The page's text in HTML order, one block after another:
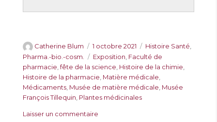
A
u
t
e
u
r
Catherine Blum
P
u
b
l
i
é
e
1 octobre 2021
C
a
t
é
g
Histoire Santé,
Pharma.-bio.-cosm.
É
t
i
q
u
t
Exposition, Faculté de
pharmacie,fête de la science, Histoire de la chimie,
Histoire de la pharmacie, Matière médicale,
Médicaments, Musée de matière médicale, Musée
François Tillequin, Plantes médicinales
Laisser un commentaire